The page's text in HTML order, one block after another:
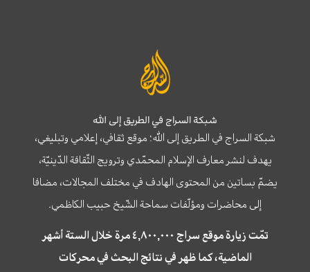
شبكة السراج في الطريق إلى الله
شبكة السراج في الطريق إلى الله؛ موقع ثقافي، إعلامي وتبليغي،
يهدف لنشر معارف الإسلام المحمّدي وترويج الثّقافة الدّينيّة،
يضمّ بساتين من المحتوى الهادف في مختلف المجالات، مضافا
إلى محاضرات ومؤلّفات سماحة الشّيخ حبيب الكاظمي.
تمّت زيارة موقع سراج ٤,٨٠٠,٠٠٠ مرة خلال الستة أشهر
الماضية، كما ظهر في نتائج البحث في محركات